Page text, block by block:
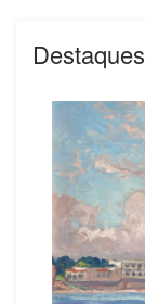
Destaques